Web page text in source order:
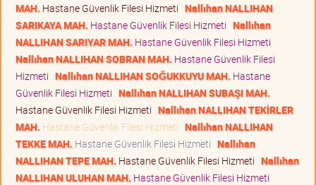
MAH. Hastane Güvenlik Filesi Hizmeti Nallıhan NALLIHAN
SARIKAYA MAH. Hastane Güvenlik Filesi Hizmeti Nallıhan
NALLIHAN SARIYAR MAH. Hastane Güvenlik Filesi Hizmeti
Nallıhan NALLIHAN SOBRAN MAH. Hastane Güvenlik Filesi
Hizmeti Nallıhan NALLIHAN SOĞUKKUYU MAH. Hastane
Güvenlik Filesi Hizmeti Nallıhan NALLIHAN SUBAŞI MAH.
Hastane Güvenlik Filesi Hizmeti Nallıhan NALLIHAN TEKİRLER
MAH. Hastane Güvenlik Filesi Hizmeti Nallıhan NALLIHAN
TEKKE MAH. Hastane Güvenlik Filesi Hizmeti Nallıhan
NALLIHAN TEPE MAH. Hastane Güvenlik Filesi Hizmeti Nallıhan
NALLIHAN ULUHAN MAH. Hastane Güvenlik Filesi Hizmeti